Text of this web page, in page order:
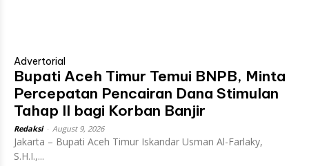
Advertorial
Bupati Aceh Timur Temui BNPB, Minta
Percepatan Pencairan Dana Stimulan
Tahap II bagi Korban Banjir
Redaksi August 9, 2026
Jakarta – Bupati Aceh Timur Iskandar Usman Al-Farlaky,
S.H.I.,...